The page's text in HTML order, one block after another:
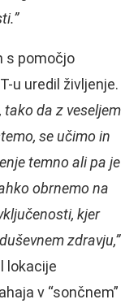
s pomočjo
u uredil življenje.
tako da z veseljem
se učimo in
temno ali pa je
obrnemo na
kjer
zdravju,”
lokacije
v “sončnem”